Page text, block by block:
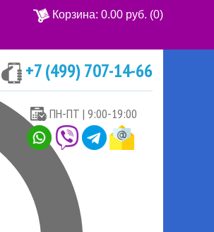
Корзина: 0.00 руб. (0)
+7 (499) 707-14-66
ПН-ПТ | 9:00-19:00